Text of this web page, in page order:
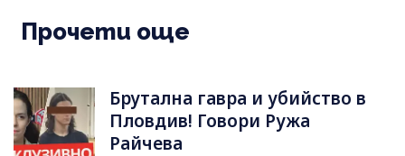
Прочети още
Брутална гавра и убийство в
Пловдив! Говори Ружа
Райчева